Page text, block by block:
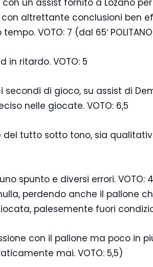
con un assist fornito a Lozano
altrettante conclusioni ben
VOTO: 7 (dal 65′
in ritardo. VOTO: 5
secondi di gioco, su assist di
nelle giocate. VOTO: 6,5
del tutto sotto tono, sia
spunto e diversi errori. VOTO:
perdendo anche il pallone
palesemente fuori
con il pallone ma poco in
mai. VOTO: 5,5)